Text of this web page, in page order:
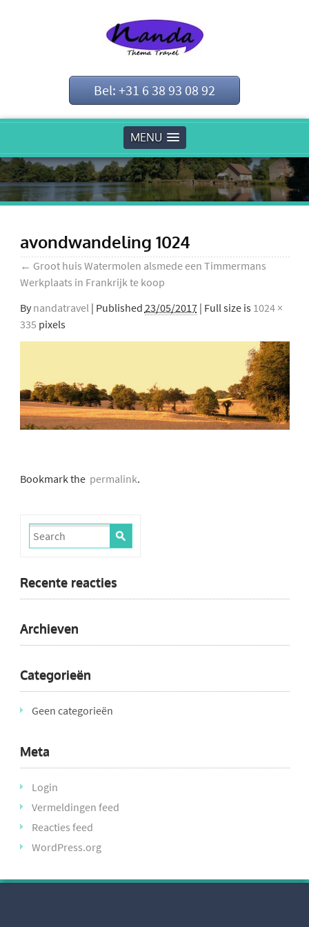
Bel: +31 6 38 93 08 92
MENU
avondwandeling 1024
← Groot huis Watermolen alsmede een Timmermans
Werkplaats in Frankrijk te koop
By nandatravel | Published 23/05/2017| Full size is 1024 ×
335 pixels
Bookmark thepermalink.
Recente reacties
Archieven
Categorieën
Geen categorieën
Meta
Login
Vermeldingen feed
Reacties feed
WordPress.org